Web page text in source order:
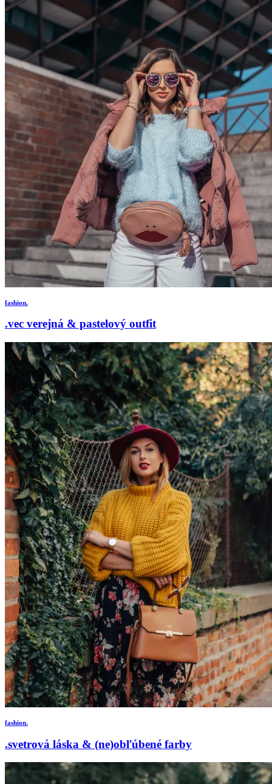
fashion.
.vec verejná & pastelový outfit
fashion.
.svetrová láska & (ne)obľúbené farby